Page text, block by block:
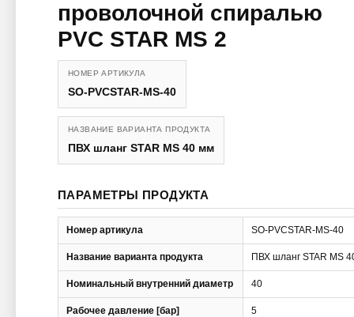
проволочной спиралью
PVC STAR MS 2
НОМЕР АРТИКУЛА
SO-PVCSTAR-MS-40
НАЗВАНИЕ ВАРИАНТА ПРОДУКТА
ПВХ шланг STAR MS 40 мм
ПАРАМЕТРЫ ПРОДУКТА
Номер артикула SO-PVCSTAR-MS-40
Название варианта продукта ПВХ шланг STAR MS
Номинальный внутренний диаметр 40
Рабочее давление [бар] 5